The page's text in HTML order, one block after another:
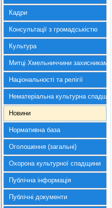
Кадри
Консультації з громадськістю
Культура
Митці Хмельниччини захисникам
Національності та релігії
Нематеріальна культурна
Новини
Нормативна база
Оголошення (загальні)
Охорона культурної спадщини
Публічна інформація
Публічні документи